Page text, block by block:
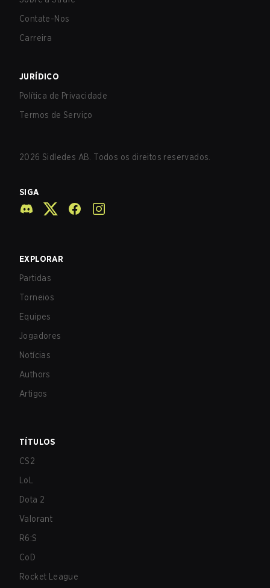
Contate-Nos
Carreira
JURÍDICO
Política de Privacidade
Termos de Serviço
2026 Sidledes AB. Todos os direitos reservados.
SIGA
EXPLORAR
Partidas
Torneios
Equipes
Jogadores
Notícias
Authors
Artigos
TÍTULOS
CS2
LoL
Dota 2
Valorant
R6:S
CoD
Rocket League